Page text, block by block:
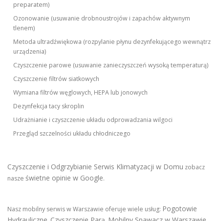
preparatem)
Ozonowanie (usuwanie drobnoustrojów i zapachów aktywnym
tlenem)
Metoda ultradźwiękowa (rozpylanie płynu dezynfekującego wewnątrz
urządzenia)
Czyszczenie parowe (usuwanie zanieczyszczeń wysoką temperaturą)
Czyszczenie filtrów siatkowych
Wymiana filtrów węglowych, HEPA lub jonowych
Dezynfekcja tacy skroplin
Udrażnianie i czyszczenie układu odprowadzania wilgoci
Przegląd szczelności układu chłodniczego
Czyszczenie i Odgrzybianie Serwis Klimatyzacji w Domu zobacz
nasze świetne opinie w Google.
Nasz mobilny serwis w Warszawie oferuje wiele usług: Pogotowie